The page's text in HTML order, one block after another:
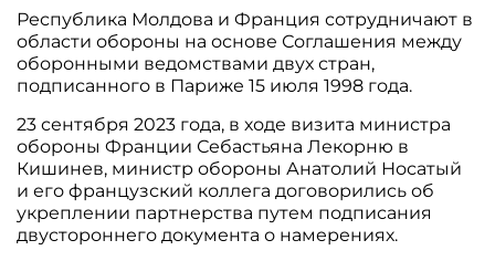
Республика Молдова и Франция сотрудничают в
области обороны на основе Соглашения между
оборонными ведомствами двух стран,
подписанного в Париже 15 июля 1998 года.
23 сентября 2023 года, в ходе визита министра
обороны Франции Себастьяна Лекорню в
Кишинев, министр обороны Анатолий Носатый
и его французский коллега договорились об
укреплении партнерства путем подписания
двустороннего документа о намерениях.